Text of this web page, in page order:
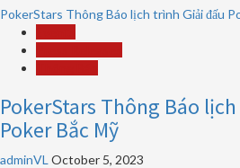
PokerStars Thông Báo lịch trình Giải đấu
PokerStars Thông Báo
Poker Bắc Mỹ
adminVL October 5, 2023